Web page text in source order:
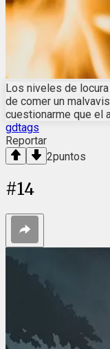
Los niveles de
de comer un
cuestionarme que el
gdtags
Reportar
2puntos
#14